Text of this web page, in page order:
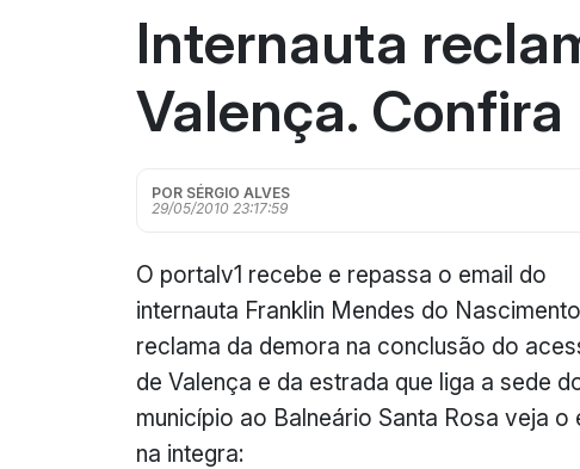
Internauta
Valença. Confira
POR SÉRGIO ALVES
29/05/2010 23:17:59
O portalv1 recebe e repassa o email do
internauta Franklin Mendes do
reclama da demora na conclusão do
de Valença e da estrada que liga a sede
município ao Balneário Santa Rosa veja o
na integra: